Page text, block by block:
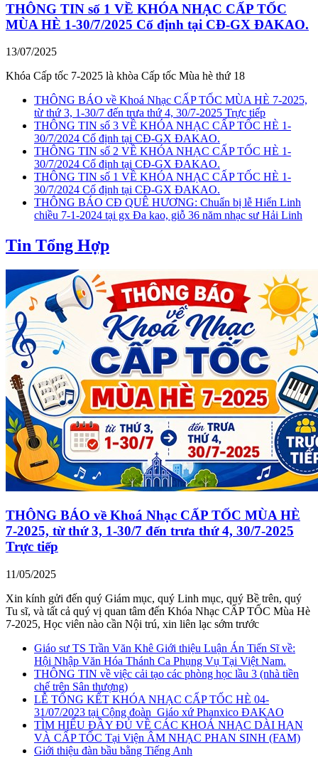
THÔNG TIN số 1 VỀ KHÓA NHẠC CẤP TỐC
MÙA HÈ 1-30/7/2025 Cố định tại CĐ-GX ĐAKAO.
13/07/2025
Khóa Cấp tốc 7-2025 là khòa Cấp tốc Mùa hè thứ 18
THÔNG BÁO về Khoá Nhạc CẤP TỐC MÙA HÈ 7-2025,
từ thứ 3, 1-30/7 đến trưa thứ 4, 30/7-2025 Trực tiếp
THÔNG TIN số 3 VỀ KHÓA NHẠC CẤP TỐC HÈ 1-
30/7/2024 Cố định tại CĐ-GX ĐAKAO.
THÔNG TIN số 2 VỀ KHÓA NHẠC CẤP TỐC HÈ 1-
30/7/2024 Cố định tại CĐ-GX ĐAKAO.
THÔNG TIN số 1 VỀ KHÓA NHẠC CẤP TỐC HÈ 1-
30/7/2024 Cố định tại CĐ-GX ĐAKAO.
THÔNG BÁO CĐ QUÊ HƯƠNG: Chuẩn bị lễ Hiển Linh
chiều 7-1-2024 tại gx Đa kao, giỗ 36 năm nhạc sư Hải Linh
Tin Tổng Hợp
THÔNG BÁO về Khoá Nhạc CẤP TỐC MÙA HÈ
7-2025, từ thứ 3, 1-30/7 đến trưa thứ 4, 30/7-2025
Trực tiếp
11/05/2025
Xin kính gửi đến quý Giám mục, quý Linh mục, quý Bề trên, quý
Tu sĩ, và tất cả quý vị quan tâm đến Khóa Nhạc CẤP TỐC Mùa Hè
7-2025, Học viên nào cần Nội trú, xin liên lạc sớm trước
Giáo sư TS Trần Văn Khê Giới thiệu Luận Án Tiến Sĩ về:
Hội Nhập Văn Hóa Thánh Ca Phụng Vụ Tại Việt Nam.
THÔNG TIN về việc cải tạo các phòng học lầu 3 (nhà tiền
chế trên Sân thượng)
LỄ TỔNG KẾT KHÓA NHẠC CẤP TỐC HÈ 04-
31/07/2023 tại Cộng đoàn_Giáo xứ Phanxico ĐAKAO
TÌM HIỂU ĐẦY ĐỦ VỀ CÁC KHOÁ NHẠC DÀI HẠN
VÀ CẤP TỐC Tại Viện ÂM NHẠC PHAN SINH (FAM)
Giới thiệu đàn bầu bằng Tiếng Anh